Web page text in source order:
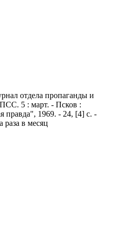
отдела пропаганды и
5 : март. - Псков :
правда", 1969. - 24, [4] с. -
раза в месяц